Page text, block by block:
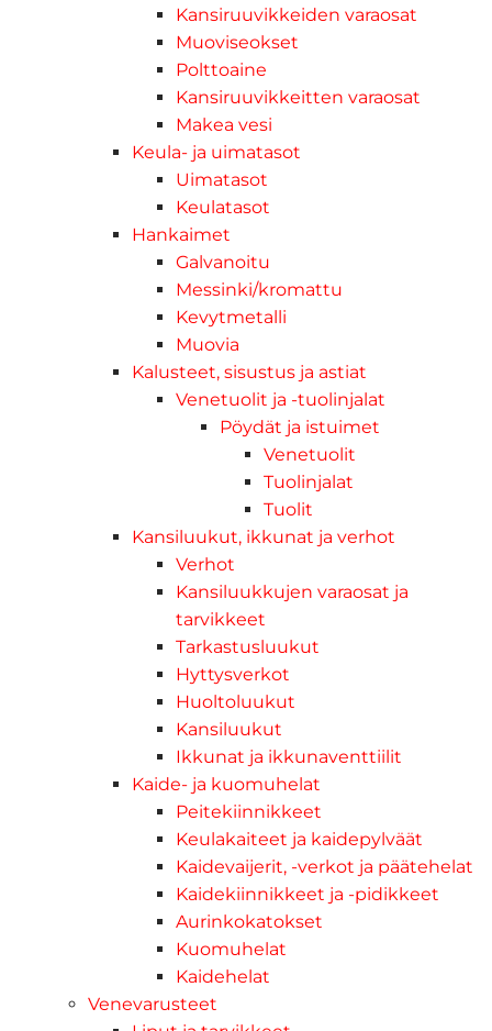
Kansiruuvikkeiden varaosat
Muoviseokset
Polttoaine
Kansiruuvikkeitten varaosat
Makea vesi
Keula- ja uimatasot
Uimatasot
Keulatasot
Hankaimet
Galvanoitu
Messinki/kromattu
Kevytmetalli
Muovia
Kalusteet, sisustus ja astiat
Venetuolit ja -tuolinjalat
Pöydät ja istuimet
Venetuolit
Tuolinjalat
Tuolit
Kansiluukut, ikkunat ja verhot
Verhot
Kansiluukkujen varaosat ja
tarvikkeet
Tarkastusluukut
Hyttysverkot
Huoltoluukut
Kansiluukut
Ikkunat ja ikkunaventtiilit
Kaide- ja kuomuhelat
Peitekiinnikkeet
Keulakaiteet ja kaidepylväät
Kaidevaijerit, -verkot ja päätehelat
Kaidekiinnikkeet ja -pidikkeet
Aurinkokatokset
Kuomuhelat
Kaidehelat
Venevarusteet